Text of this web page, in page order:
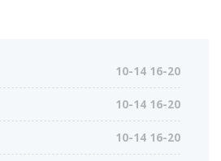
10-14 16-20
10-14 16-20
10-14 16-20